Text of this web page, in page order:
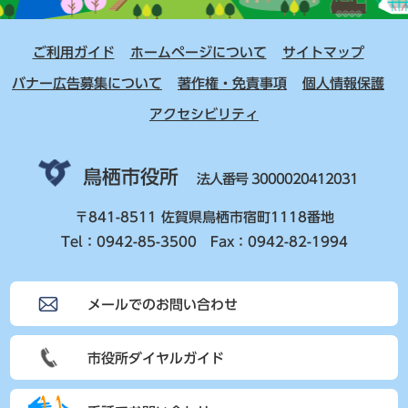
ご利用ガイド ホームページについて サイトマップ
バナー広告募集について 著作権・免責事項 個人情報保護
アクセシビリティ
鳥栖市役所 法人番号 3000020412031
〒841-8511 佐賀県鳥栖市宿町1118番地
Tel：0942-85-3500 Fax：0942-82-1994
メールでのお問い合わせ
市役所ダイヤルガイド